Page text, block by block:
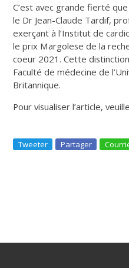
C’est avec grande fierté
le Dr Jean-Claude Tardif,
exerçant à l’Institut de
le prix Margolese de la
coeur 2021. Cette
Faculté de médecine de
Britannique.
Pour visualiser l’article,
Tweeter Partager